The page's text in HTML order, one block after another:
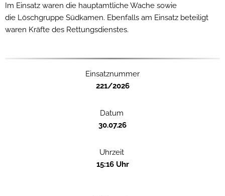
Im Einsatz waren die hauptamtliche Wache sowie
die Löschgruppe Südkamen. Ebenfalls am Einsatz beteiligt
waren Kräfte des Rettungsdienstes.
Einsatznummer
221/2026
Datum
30.07.26
Uhrzeit
15:16 Uhr